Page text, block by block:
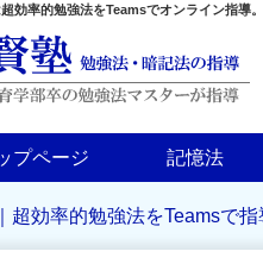
効率的勉強法をTeamsでオンライン指導
プページ 記憶法
超効率的勉強法をTeamsで指